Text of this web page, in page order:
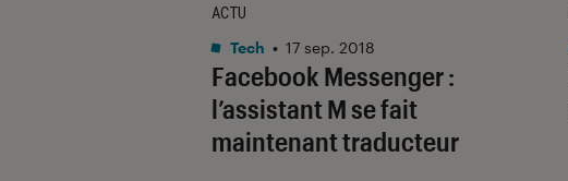
Facebook Messenger :
l’assistant M se fait
maintenant traducteur
ACTU
Tech • 17 sep. 2018